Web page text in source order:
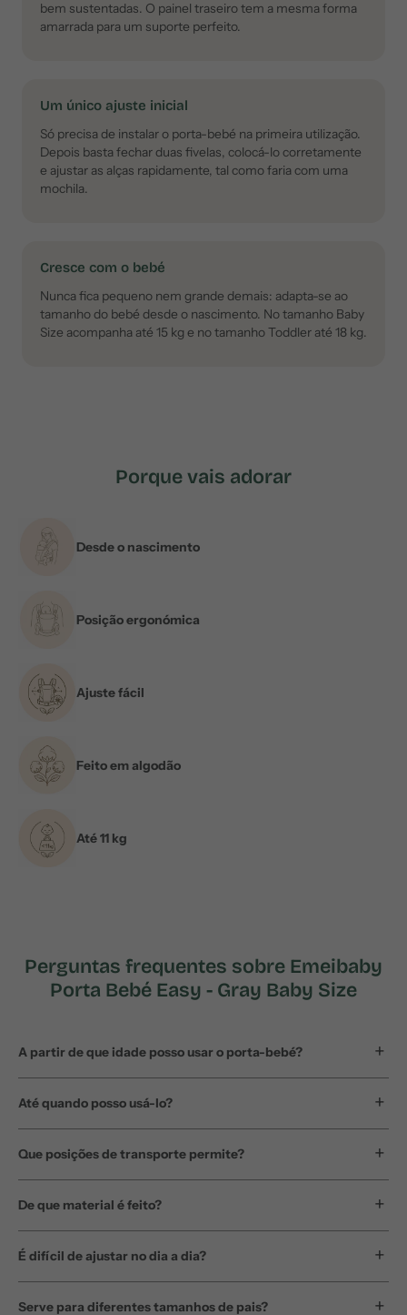
bem sustentadas. O painel traseiro tem a mesma forma
amarrada para um suporte perfeito.
Um único ajuste inicial
Só precisa de instalar o porta-bebé na primeira utilização.
Depois basta fechar duas fivelas, colocá-lo corretamente
e ajustar as alças rapidamente, tal como faria com uma
mochila.
Cresce com o bebé
Nunca fica pequeno nem grande demais: adapta-se ao
tamanho do bebé desde o nascimento. No tamanho Baby
Size acompanha até 15 kg e no tamanho Toddler até 18 kg.
Porque vais adorar
Desde o nascimento
Posição ergonómica
Ajuste fácil
Feito em algodão
Até 11 kg
Perguntas frequentes sobre Emeibaby
Porta Bebé Easy - Gray Baby Size
A partir de que idade posso usar o porta-bebé?
Até quando posso usá-lo?
Que posições de transporte permite?
De que material é feito?
É difícil de ajustar no dia a dia?
Serve para diferentes tamanhos de pais?